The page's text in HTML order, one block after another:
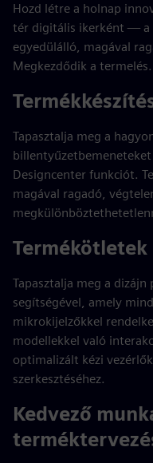
Hozd létre a holnap
tér digitális ikerként — a
egyedülálló, magával
Megkezdődik a termelés.
Tapasztalja meg a
Designcenter funkciót.
magával ragadó,
Termékötletek
Tapasztalja meg a
segítségével, amely
mikrokijelzőkkel
modellekkel való
optimalizált kézi
szerkesztéséhez.
Kedvező